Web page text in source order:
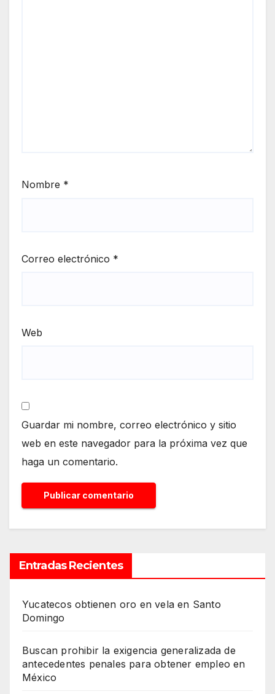
Nombre *
Correo electrónico *
Web
Guardar mi nombre, correo electrónico y sitio
web en este navegador para la próxima vez que
haga un comentario.
Entradas Recientes
Yucatecos obtienen oro en vela en Santo
Domingo
Buscan prohibir la exigencia generalizada de
antecedentes penales para obtener empleo en
México